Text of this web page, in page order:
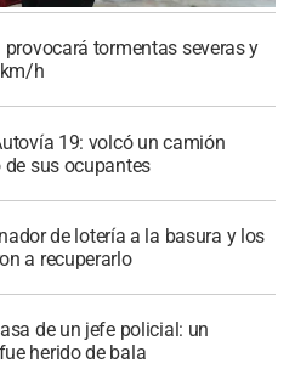
tormentas severas y
h
19: volcó un camión
sus ocupantes
de lotería a la basura y los
a recuperarlo
de un jefe policial: un
herido de bala